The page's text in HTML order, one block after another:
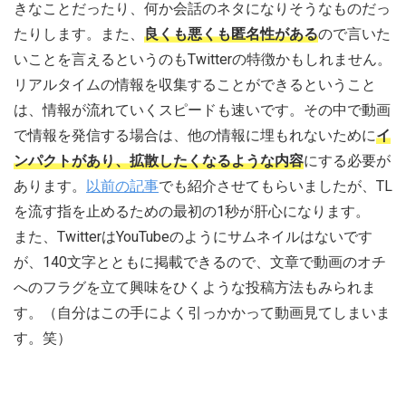
きなことだったり、何か会話のネタになりそうなものだっ
たりします。また、 良くも悪くも匿名性があるので言いた
いことを言えるというのもTwitterの特徴かもしれません。
リアルタイムの情報を収集することができるということ
は、情報が流れていくスピードも速いです。その中で動画
で情報を発信する場合は、他の情報に埋もれないためにイ
ンパクトがあり、拡散したくなるような内容にする必要が
あります。
以前の記事でも紹介させてもらいましたが、TL
を流す指を止めるための最初の1秒が肝心になります。
また、TwitterはYouTubeのようにサムネイルはないです
が、140文字とともに掲載できるので、文章で動画のオチ
へのフラグを立て興味をひくような投稿方法もみられま
す。（自分はこの手によく引っかかって動画見てしまいま
す。笑）